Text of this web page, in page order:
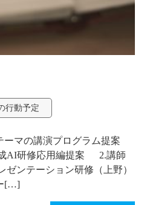
行動予定
マの講演プログラム提案
AI研修応用編提案 2.講師
ンテーション研修（上野）
[…]